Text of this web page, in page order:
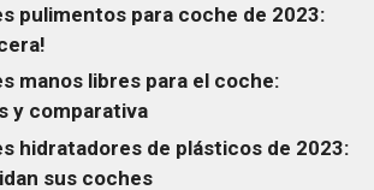
pulimentos para coche de 2023:
manos libres para el coche:
y comparativa
hidratadores de plásticos de 2023:
sus coches